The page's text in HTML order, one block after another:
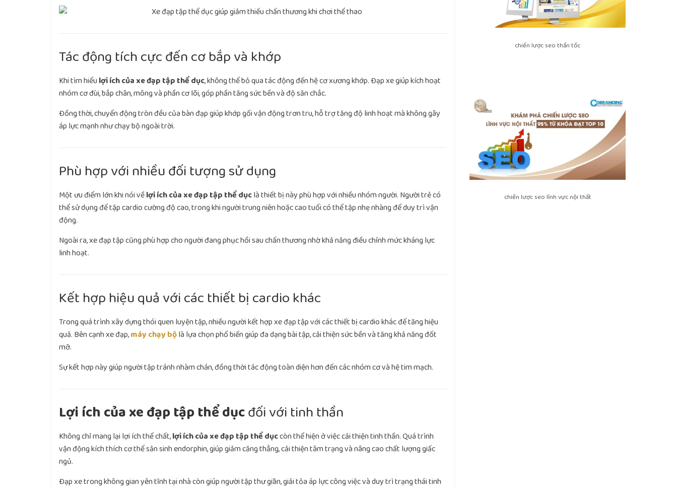
Tác động tích cực đến cơ bắp và khớp
Khi tìm hiểu lợi ích của xe đạp tập thể dục, không thể bỏ qua tác động đến hệ cơ xương khớp. Đạp xe giúp kích hoạt
nhóm cơ đùi, bắp chân, mông và phần cơ lõi, góp phần tăng sức bền và độ săn chắc.
Đồng thời, chuyển động tròn đều của bàn đạp giúp khớp gối vận động trơn tru, hỗ trợ tăng độ linh hoạt mà không gây
áp lực mạnh như chạy bộ ngoài trời.
Phù hợp với nhiều đối tượng sử dụng
Một ưu điểm lớn khi nói vềlợi ích của xe đạp tập thể dụclà thiết bị này phù hợp với nhiều nhóm người. Người trẻ có
thể sử dụng để tập cardio cường độ cao, trong khi người trung niên hoặc cao tuổi có thể tập nhẹ nhàng để duy trì vận
động.
Ngoài ra, xe đạp tập cũng phù hợp cho người đang phục hồi sau chấn thương nhờ khả năng điều chỉnh mức kháng lực
linh hoạt.
Kết hợp hiệu quả với các thiết bị cardio khác
Trong quá trình xây dựng thói quen luyện tập, nhiều người kết hợp xe đạp tập với các thiết bị cardio khác để tăng hiệu
quả. Bên cạnh xe đạp,máy chạy bộlà lựa chọn phổ biến giúp đa dạng bài tập, cải thiện sức bền và tăng khả năng đốt
mỡ.
Sự kết hợp này giúp người tập tránh nhàm chán, đồng thời tác động toàn diện hơn đến các nhóm cơ và hệ tim mạch.
Lợi ích của xe đạp tập thể dụcđối với tinh thần
Không chỉ mang lại lợi ích thể chất,lợi ích của xe đạp tập thể dụccòn thể hiện ở việc cải thiện tinh thần. Quá trình
vận động kích thích cơ thể sản sinh endorphin, giúp giảm căng thẳng, cải thiện tâm trạng và nâng cao chất lượng giấc
ngủ.
Đạp xe trong không gian yên tĩnh tại nhà còn giúp người tập thư giãn, giải tỏa áp lực công việc và duy trì trạng thái tinh
chiến lược seo thần tốc
chiến lược seo lĩnh vực nội thất